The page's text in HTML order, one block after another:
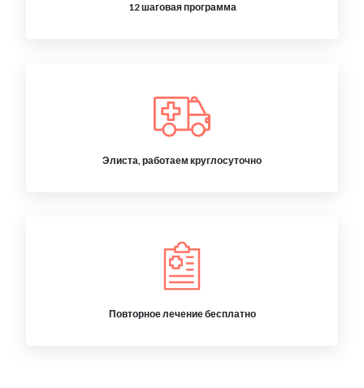
12 шаговая программа
Элиста, работаем круглосуточно
Повторное лечение бесплатно